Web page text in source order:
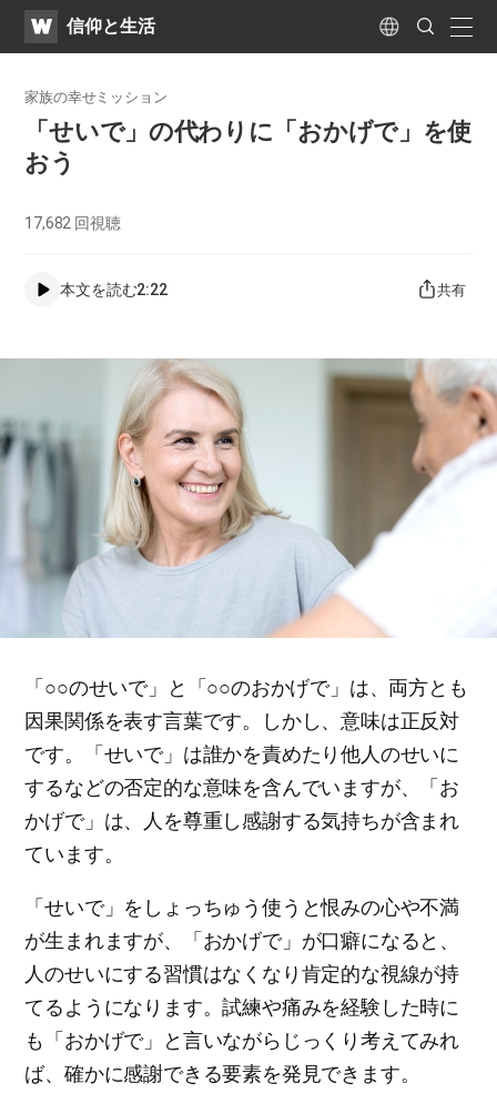
WATV​信仰と生活 Language
Search
Submit
家族の幸せミッション
​「せいで」の代わりに「おかげで」を使
おう​
17,682 回視聴
本文を読む2:22 共有
「○○のせいで」と「○○のおかげで」は、両方とも
因果関係を表す言葉です。しかし、意味は正反対
です。「せいで」は誰かを責めたり他人のせいに
するなどの否定的な意味を含んでいますが、「お
かげで」は、人を尊重し感謝する気持ちが含まれ
ています。
「せいで」をしょっちゅう使うと恨みの心や不満
が生まれますが、「おかげで」が口癖になると、
人のせいにする習慣はなくなり肯定的な視線が持
てるようになります。試練や痛みを経験した時に
も「おかげで」と言いながらじっくり考えてみれ
ば、確かに感謝できる要素を発見できます。